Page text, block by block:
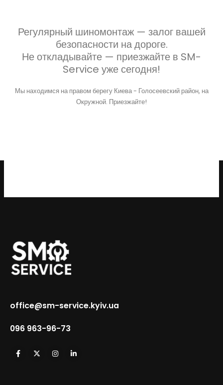
Регулярный шиномонтаж — залог вашей
безопасности на дороге.
Не откладывайте — приезжайте в SM-
Service уже сегодня!
Мы находимся на правом берегу Киева - Голосеевский район, на
Окружной. Приезжайте!
office@sm-service.kyiv.ua
096 963-96-73